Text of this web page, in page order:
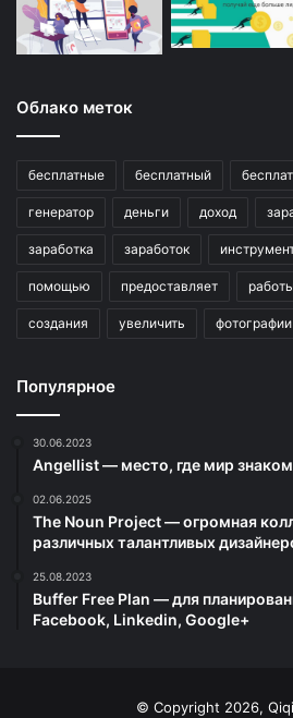
Облако меток
бесплатные бесплатный
генератор деньги доход
заработка заработок
помощью предоставляет работы
создания увеличить фотографии
Популярное
30.06.2023
Angellist — место, где мир
02.06.2025
The Noun Project — огромная
различных талантливых
25.08.2023
Buffer Free Plan — для
Facebook, Linkedin, Google+
© Copyright 2026,